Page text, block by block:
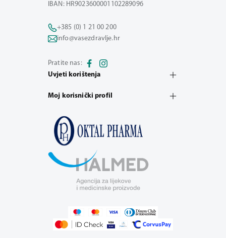
IBAN: HR9023600001102289096
+385 (0) 1 21 00 200
info@vasezdravlje.hr
Pratite nas:
Uvjeti korištenja
Moj korisnički profil